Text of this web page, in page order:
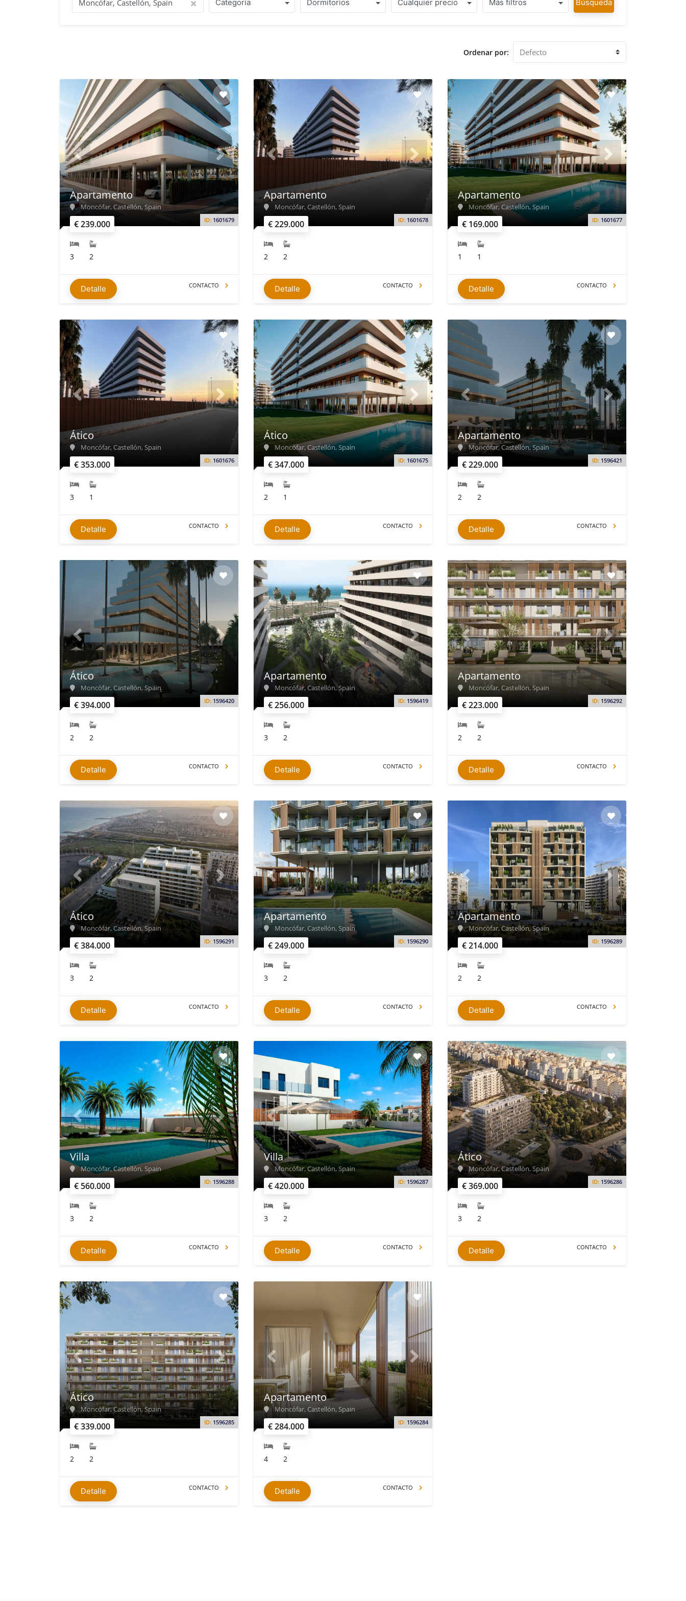
Categoría Dormitorios Cualquier precio Más filtros Búsqueda
Ordenar por:
€ 239.000 ID: 1601679
Apartamento
Moncófar, Castellón, Spain
3 2
Detalle CONTACTO
€ 229.000 ID: 1601678
Apartamento
Moncófar, Castellón, Spain
2 2
Detalle CONTACTO
€ 169.000 ID: 1601677
Apartamento
Moncófar, Castellón, Spain
1 1
Detalle CONTACTO
€ 353.000 ID: 1601676
Ático
Moncófar, Castellón, Spain
3 1
Detalle CONTACTO
€ 347.000 ID: 1601675
Ático
Moncófar, Castellón, Spain
2 1
Detalle CONTACTO
€ 229.000 ID: 1596421
Apartamento
Moncófar, Castellón, Spain
2 2
Detalle CONTACTO
€ 394.000 ID: 1596420
Ático
Moncófar, Castellón, Spain
2 2
Detalle CONTACTO
€ 256.000 ID: 1596419
Apartamento
Moncófar, Castellón, Spain
3 2
Detalle CONTACTO
€ 223.000 ID: 1596292
Apartamento
Moncófar, Castellón, Spain
2 2
Detalle CONTACTO
€ 384.000 ID: 1596291
Ático
Moncófar, Castellón, Spain
3 2
Detalle CONTACTO
€ 249.000 ID: 1596290
Apartamento
Moncófar, Castellón, Spain
3 2
Detalle CONTACTO
€ 214.000 ID: 1596289
Apartamento
Moncófar, Castellón, Spain
2 2
Detalle CONTACTO
€ 560.000 ID: 1596288
Villa
Moncófar, Castellón, Spain
3 2
Detalle CONTACTO
€ 420.000 ID: 1596287
Villa
Moncófar, Castellón, Spain
3 2
Detalle CONTACTO
€ 369.000 ID: 1596286
Ático
Moncófar, Castellón, Spain
3 2
Detalle CONTACTO
€ 339.000 ID: 1596285
Ático
Moncófar, Castellón, Spain
2 2
Detalle CONTACTO
€ 284.000 ID: 1596284
Apartamento
Moncófar, Castellón, Spain
4 2
Detalle CONTACTO